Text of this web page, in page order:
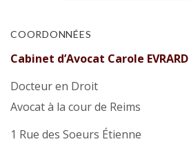
COORDONNÉES
Cabinet d’Avocat Carole EVRARD
Docteur en Droit
Avocat à la cour de Reims
1 Rue des Soeurs Étienne